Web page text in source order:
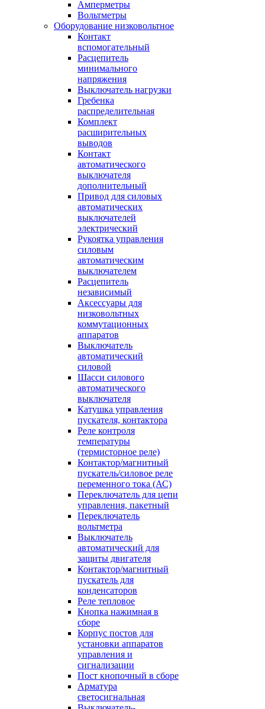
Амперметры
Вольтметры
Оборудование низковольтное
Контакт
вспомогательный
Расцепитель
минимального
напряжения
Выключатель нагрузки
Гребенка
распределительная
Комплект
расширительных
выводов
Контакт
автоматического
выключателя
дополнительный
Привод для силовых
автоматических
выключателей
электрический
Рукоятка управления
силовым
автоматическим
выключателем
Расцепитель
независимый
Аксессуары для
низковольтных
коммутационных
аппаратов
Выключатель
автоматический
силовой
Шасси силового
автоматического
выключателя
Катушка управления
пускателя, контактора
Реле контроля
температуры
(термисторное реле)
Контактор/магнитный
пускатель/силовое реле
переменного тока (АС)
Переключатель для цепи
управления, пакетный
Переключатель
вольтметра
Выключатель
автоматический для
защиты двигателя
Контактор/магнитный
пускатель для
конденсаторов
Реле тепловое
Кнопка нажимная в
сборе
Корпус постов для
установки аппаратов
управления и
сигнализации
Пост кнопочный в сборе
Арматура
светосигнальная